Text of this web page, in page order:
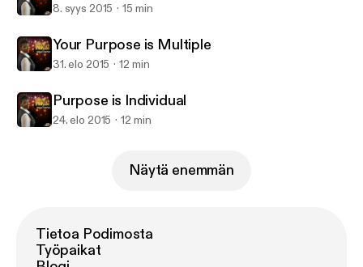
8. syys 2015 15 min
Your Purpose is Multiple
31. elo 2015 12 min
Purpose is Individual
24. elo 2015 12 min
Näytä enemmän
Tietoa Podimosta
Työpaikat